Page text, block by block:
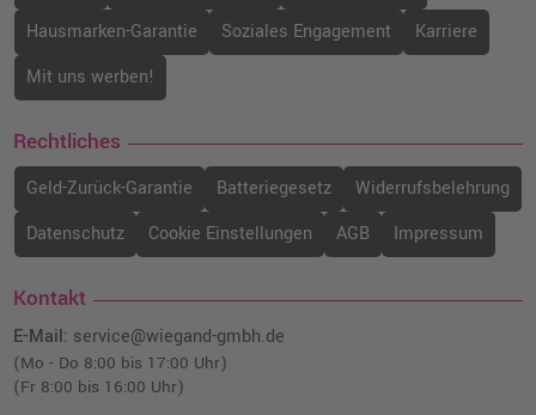
Hausmarken-Garantie
Soziales Engagement
Karriere
Mit uns werben!
Rechtliches
Geld-Zurück-Garantie Batteriegesetz
Widerrufsbelehrung
Datenschutz
Cookie Einstellungen AGB Impressum
Kontakt
E-Mail: service@wiegand-gmbh.de
(Mo - Do 8:00 bis 17:00 Uhr)
(Fr 8:00 bis 16:00 Uhr)